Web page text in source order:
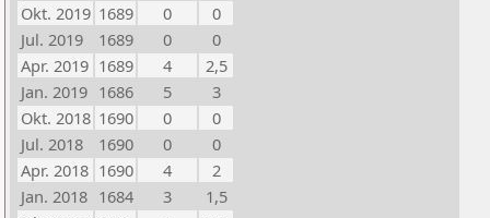
Okt. 2019 1689 0
0
Jul. 2019
1689 0
0
Apr. 2019 1689 4
2,5
Jan. 2019 1686 5
3
Okt. 2018 1690 0
0
Jul. 2018
1690 0
0
Apr. 2018 1690 4
2
Jan. 2018 1684 3
1,5